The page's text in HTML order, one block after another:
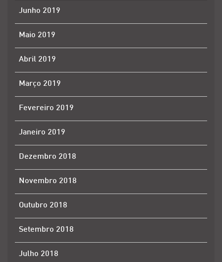
Junho 2019
Maio 2019
Abril 2019
Março 2019
Fevereiro 2019
Janeiro 2019
Dezembro 2018
Novembro 2018
Outubro 2018
Setembro 2018
Julho 2018